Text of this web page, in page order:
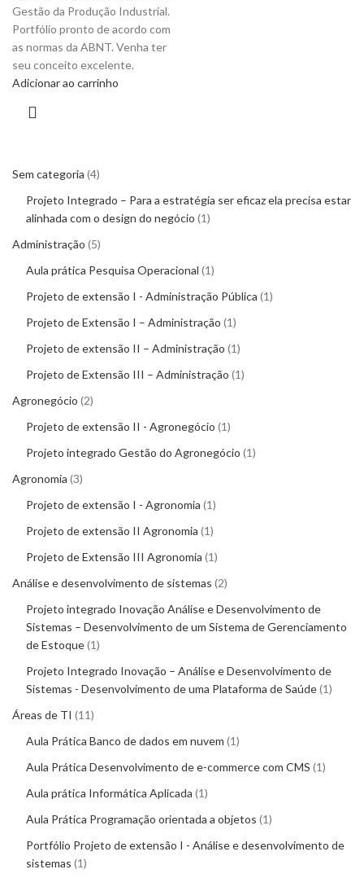
Sem categoria 4
Projeto Integrado – Para a estratégia ser eficaz ela precisa estar
alinhada com o design do negócio 1
Administração 5
Aula prática Pesquisa Operacional 1
Projeto de extensão I - Administração Pública 1
Projeto de Extensão I – Administração 1
Projeto de extensão II – Administração 1
Projeto de Extensão III – Administração 1
Agronegócio 2
Projeto de extensão II - Agronegócio 1
Projeto integrado Gestão do Agronegócio 1
Agronomia 3
Projeto de extensão I - Agronomia 1
Projeto de extensão II Agronomia 1
Projeto de Extensão III Agronomia 1
Análise e desenvolvimento de sistemas 2
Projeto integrado Inovação Análise e Desenvolvimento de
Sistemas – Desenvolvimento de um Sistema de Gerenciamento
de Estoque 1
Projeto Integrado Inovação – Análise e Desenvolvimento de
Sistemas - Desenvolvimento de uma Plataforma de Saúde 1
Áreas de TI 11
Aula Prática Banco de dados em nuvem 1
Aula Prática Desenvolvimento de e-commerce com CMS 1
Aula prática Informática Aplicada 1
Aula Prática Programação orientada a objetos 1
Portfólio Projeto de extensão I - Análise e desenvolvimento de
sistemas 1
Gestão da Produção Industrial.
Portfólio pronto de acordo com
as normas da ABNT. Venha ter
seu conceito excelente.
Adicionar ao carrinho